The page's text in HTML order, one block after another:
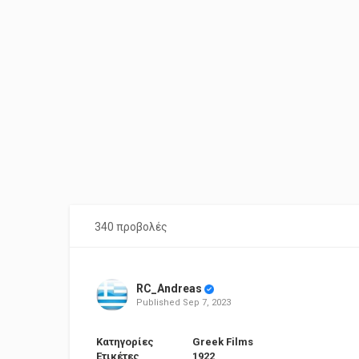
340 προβολές
RC_Andreas
Published Sep 7, 2023
Κατηγορίες
Greek Films
Ετικέτες
1922